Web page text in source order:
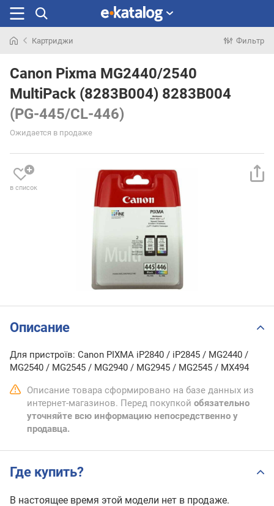
раньше
Картриджи Фильтр
Canon Pixma MG2440/2540
MultiPack (8283B004) 8283B004
(PG-445/CL-446)
Ожидается в продаже
в список
Описание
Для пристроїв: Canon PIXMA iP2840 / iP2845 / MG2440 /
MG2540 / MG2545 / MG2940 / MG2945 / MG2545 / MX494
Описание товара сформировано на базе данных из
интернет-магазинов. Перед покупкой обязательно
уточняйте всю информацию непосредственно у
продавца.
Где купить?
В настоящее время этой модели нет в продаже.